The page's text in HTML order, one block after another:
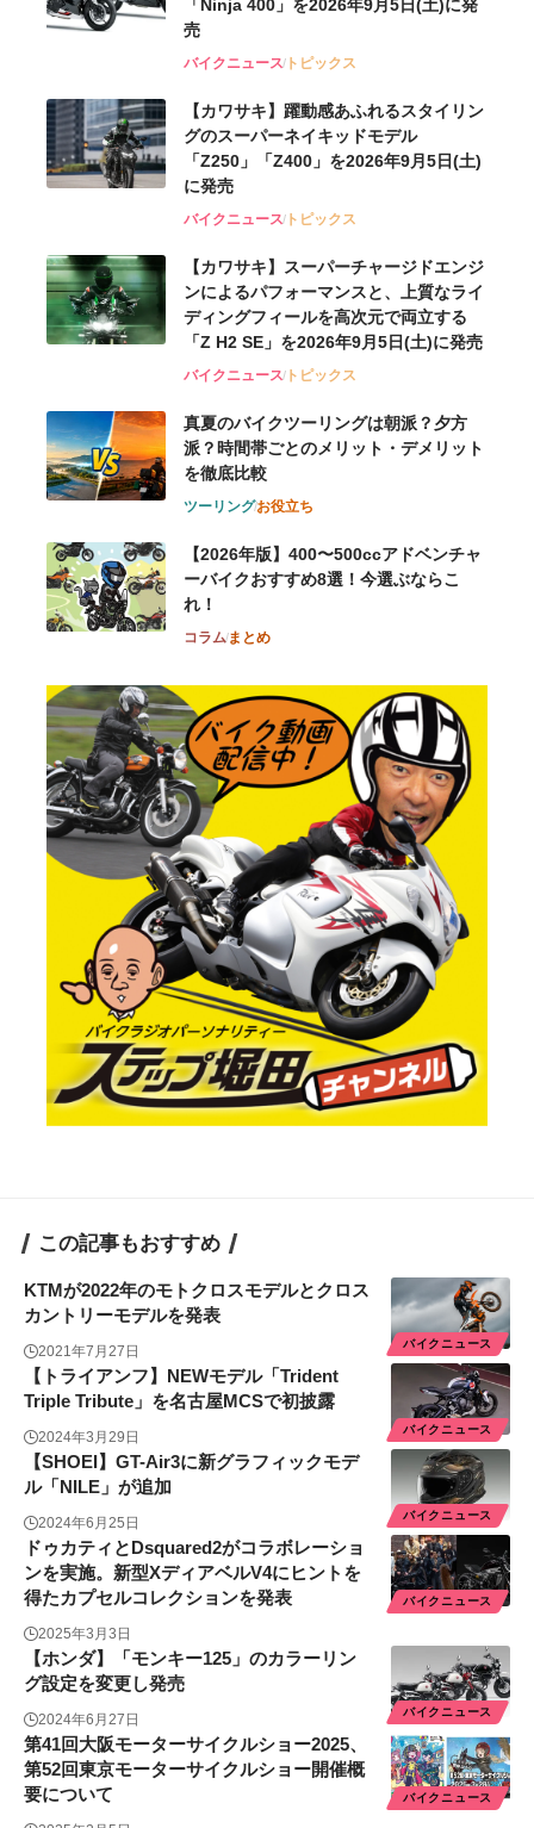
「Ninja 400」を2026年9月5日(土)に発
売
バイクニューストピックス
【カワサキ】躍動感あふれるスタイリン
グのスーパーネイキッドモデル
「Z250」「Z400」を2026年9月5日(土)
に発売
バイクニューストピックス
【カワサキ】スーパーチャージドエンジ
ンによるパフォーマンスと、上質なライ
ディングフィールを高次元で両立する
「Z H2 SE」を2026年9月5日(土)に発売
バイクニューストピックス
真夏のバイクツーリングは朝派？夕方
派？時間帯ごとのメリット・デメリット
を徹底比較
ツーリングお役立ち
【2026年版】400〜500ccアドベンチャ
ーバイクおすすめ8選！今選ぶならこ
れ！
コラムまとめ
この記事もおすすめ
バイクニュース
KTMが2022年のモトクロスモデルとクロス
カントリーモデルを発表
2021年7月27日
バイクニュース
【トライアンフ】NEWモデル「Trident
Triple Tribute」を名古屋MCSで初披露
2024年3月29日
バイクニュース
【SHOEI】GT-Air3に新グラフィックモデ
ル「NILE」が追加
2024年6月25日
バイクニュース
ドゥカティとDsquared2がコラボレーショ
ンを実施。新型XディアベルV4にヒントを
得たカプセルコレクションを発表
2025年3月3日
バイクニュース
【ホンダ】「モンキー125」のカラーリン
グ設定を変更し発売
2024年6月27日
バイクニュース
第41回大阪モーターサイクルショー2025、
第52回東京モーターサイクルショー開催概
要について